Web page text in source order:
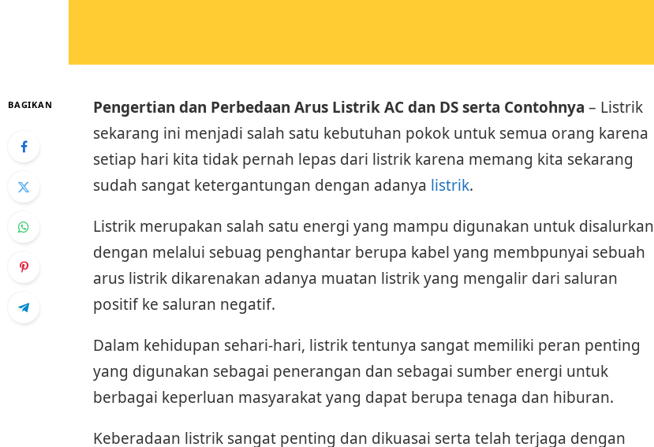
BAGIKAN Pengertian dan Perbedaan Arus Listrik AC dan DS serta Contohnya – Listrik
sekarang ini menjadi salah satu kebutuhan pokok untuk semua orang karena
setiap hari kita tidak pernah lepas dari listrik karena memang kita sekarang
sudah sangat ketergantungan dengan adanya listrik.
Listrik merupakan salah satu energi yang mampu digunakan untuk disalurkan
dengan melalui sebuag penghantar berupa kabel yang membpunyai sebuah
arus listrik dikarenakan adanya muatan listrik yang mengalir dari saluran
positif ke saluran negatif.
Dalam kehidupan sehari-hari, listrik tentunya sangat memiliki peran penting
yang digunakan sebagai penerangan dan sebagai sumber energi untuk
berbagai keperluan masyarakat yang dapat berupa tenaga dan hiburan.
Keberadaan listrik sangat penting dan dikuasai serta telah terjaga dengan